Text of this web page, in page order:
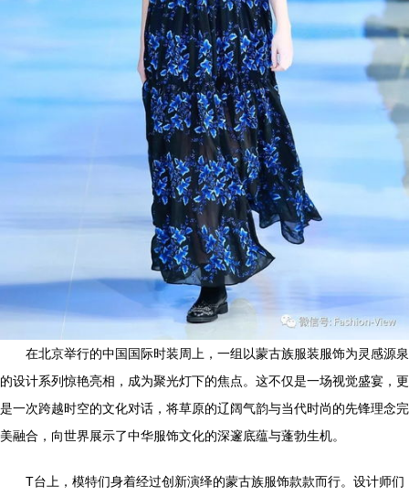
在北京举行的中国国际时装周上，一组以蒙古族服装服饰为灵感源泉
的设计系列惊艳亮相，成为聚光灯下的焦点。这不仅是一场视觉盛宴，更
是一次跨越时空的文化对话，将草原的辽阔气韵与当代时尚的先锋理念完
美融合，向世界展示了中华服饰文化的深邃底蕴与蓬勃生机。
T台上，模特们身着经过创新演绎的蒙古族服饰款款而行。设计师们